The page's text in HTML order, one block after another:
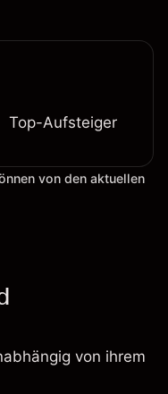
Top-Aufsteiger
von den aktuellen
von ihrem